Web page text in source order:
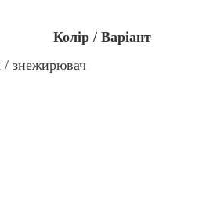
Колір / Варіант
/ знежирювач